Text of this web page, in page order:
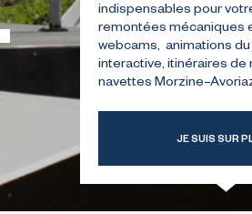
GUIDE POUR VOTRE
PREMIÈRE ÉTÉ
indispensables pour
remontées mécaniques
webcams, animations du
interactive, itinéraires de
navettes
JE SUIS SUR